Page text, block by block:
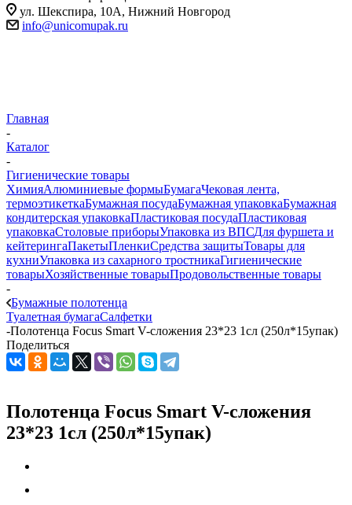
ул. Шекспира, 10А, Нижний Новгород
info@unicomupak.ru
Главная
-
Каталог
-
Гигиенические товары
ХимияАлюминиевые формыБумагаЧековая лента,
термоэтикеткаБумажная посудаБумажная упаковкаБумажная
кондитерская упаковкаПластиковая посудаПластиковая
упаковкаСтоловые приборыУпаковка из ВПСДля фуршета и
кейтерингаПакетыПленкиСредства защитыТовары для
кухниУпаковка из сахарного тростникаГигиенические
товарыХозяйственные товарыПродовольственные товары
-
Бумажные полотенца
Туалетная бумагаСалфетки
-Полотенца Focus Smart V-сложения 23*23 1сл (250л*15упак)
Поделиться
Полотенца Focus Smart V-сложения
23*23 1сл (250л*15упак)